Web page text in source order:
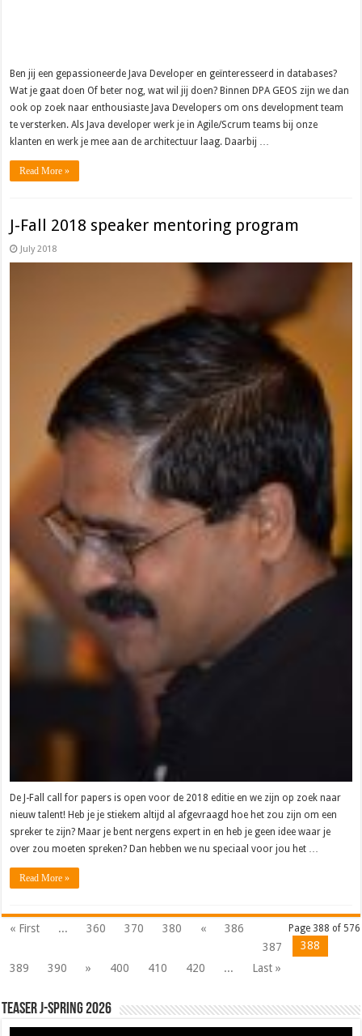
Ben jij een gepassioneerde Java Developer en geïnteresseerd in databases?
Wat je gaat doen Of beter nog, wat wil jij doen? Binnen DPA GEOS zijn we dan
ook op zoek naar enthousiaste Java Developers om ons development team
te versterken. Als Java developer werk je in Agile/Scrum teams bij onze
klanten en werk je mee aan de architectuur laag. Daarbij …
Read More »
J-Fall 2018 speaker mentoring program
July 2018
De J-Fall call for papers is open voor de 2018 editie en we zijn op zoek naar
nieuw talent! Heb je je stiekem altijd al afgevraagd hoe het zou zijn om een
spreker te zijn? Maar je bent nergens expert in en heb je geen idee waar je
over zou moeten spreken? Dan hebben we nu speciaal voor jou het …
Read More »
Page 388 of 576
« First ... 360 370 380 «
386
387
388
389
390 » 400 410 420 ... Last »
Teaser J-Spring 2026